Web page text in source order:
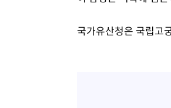
국가유산청은 국립고